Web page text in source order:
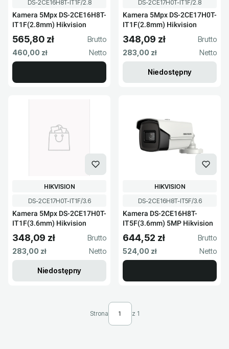
Kod produktu
DS-2CE16H8T-IT1F/2.8
Kamera 5Mpx DS-2CE16H8T-
IT1F(2.8mm) Hikvision
Cena brutto
565,80 zł
Cena netto
460,00 zł
Kod produktu
DS-2CE17H0T-IT1F/2.8
Kamera 5Mpx DS-2CE17H0T-
IT1F(2.8mm) Hikvision
Cena brutto
348,09 zł
Cena netto
283,00 zł
Niedostępny
Kod produktu
DS-2CE17H0T-IT1F/3.6
Kamera 5Mpx DS-2CE17H0T-
IT1F(3.6mm) Hikvision
PRODUCENT
HIKVISION
Cena brutto
348,09 zł
Cena netto
283,00 zł
Niedostępny
Kod produktu
DS-2CE16H8T-IT5F/3.6
Kamera DS-2CE16H8T-
IT5F(3.6mm) 5MP Hikvision
PRODUCENT
HIKVISION
Cena brutto
644,52 zł
Cena netto
524,00 zł
Strona z 1